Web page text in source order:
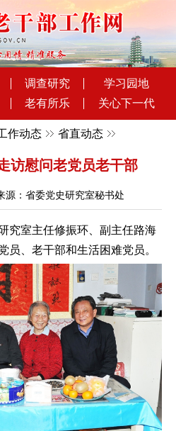
调查研究
学习园地
老有所乐 关心下一代
作动态 省直动态
访慰问老党员老干部
源：省委党史研究室秘书处
室主任修振环、副主任路海
员、老干部和生活困难党员。